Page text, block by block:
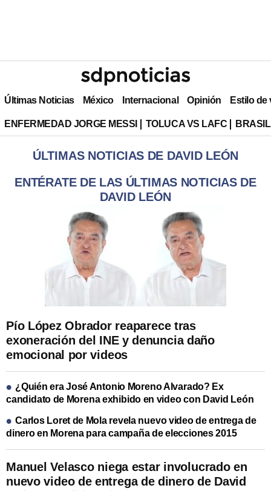
Últimas Noticias México Internacional Opinión Estilo de
ENFERMEDAD JORGE MESSI TOLUCA VS LAFC
ÚLTIMAS NOTICIAS DE DAVID LEÓN
ENTÉRATE DE LAS ÚLTIMAS NOTICIAS DE
DAVID LEÓN
Manuel Velasco niega estar involucrado en
nuevo video de entrega de dinero de David
Pío López Obrador reaparece tras
exoneración del INE y denuncia daño
emocional por videos
¿Quién era José Antonio Moreno Alvarado? Ex
candidato de Morena exhibido en video con David León
Carlos Loret de Mola revela nuevo video de entrega de
dinero en Morena para campaña de elecciones 2015